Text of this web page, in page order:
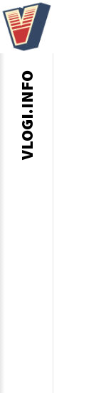
VLOGI.INFO